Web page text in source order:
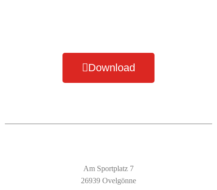
Download
Am Sportplatz 7
26939 Ovelgönne